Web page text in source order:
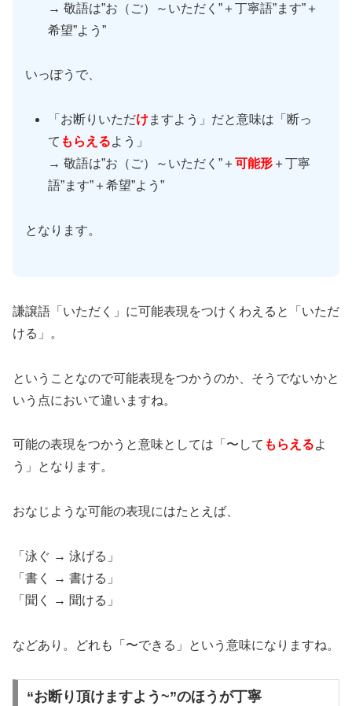
→ 敬語は”お（ご）～いただく”＋丁寧語”ます”＋
希望”よう”
いっぽうで、
「お断りいただけますよう」だと意味は「断っ
て もらえるよう」
→ 敬語は”お（ご）～いただく”＋可能形 ＋丁寧
語”ます”＋希望”よう”
となります。
謙譲語「いただく」に可能表現をつけくわえると「いただ
ける」。
ということなので可能表現をつかうのか、そうでないかと
いう点において違いますね。
可能の表現をつかうと意味としては「〜して もらえるよ
う」となります。
おなじような可能の表現にはたとえば、
「泳ぐ → 泳げる」
「書く → 書ける」
「聞く → 聞ける」
などあり。どれも「〜できる」という意味になりますね。
“お断り頂けますよう~”のほうが丁寧